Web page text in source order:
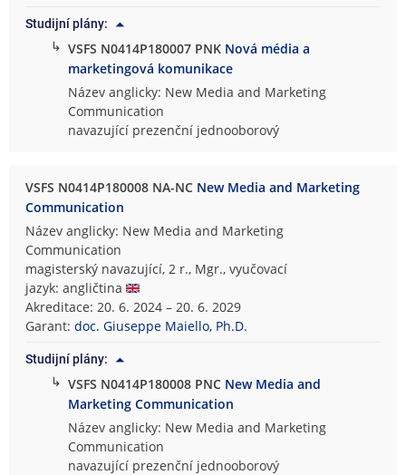
Studijní plány:
↳ VSFS N0414P180007 PNK Nová média a
marketingová komunikace
Název anglicky: New Media and Marketing
Communication
navazující prezenční jednooborový
VSFS N0414P180008 NA-NC New Media and Marketing
Communication
Název anglicky: New Media and Marketing
Communication
magisterský navazující, 2 r., Mgr., vyučovací
jazyk: angličtina
Akreditace: 20. 6. 2024 – 20. 6. 2029
Garant:doc. Giuseppe Maiello, Ph.D.
Studijní plány:
↳ VSFS N0414P180008 PNC New Media and
Marketing Communication
Název anglicky: New Media and Marketing
Communication
navazující prezenční jednooborový